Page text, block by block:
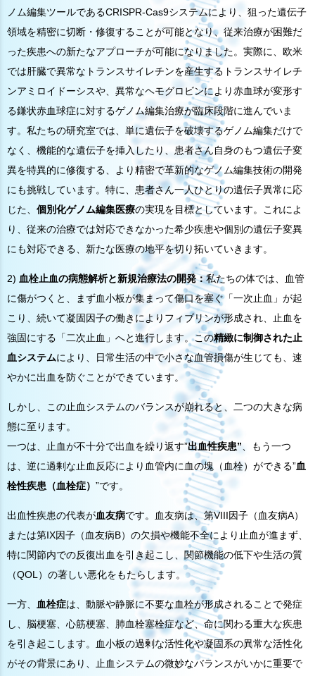
ノム編集ツールであるCRISPR-Cas9システムにより、狙った遺伝子
領域を精密に切断・修復することが可能となり、従来治療が困難だ
った疾患への新たなアプローチが可能になりました。実際に、欧米
では肝臓で異常なトランスサイレチンを産生するトランスサイレチ
ンアミロイドーシスや、異常なヘモグロビンにより赤血球が変形す
る鎌状赤血球症に対するゲノム編集治療が臨床段階に進んでいま
す。私たちの研究室では、単に遺伝子を破壊するゲノム編集だけで
なく、機能的な遺伝子を挿入したり、患者さん自身のもつ遺伝子変
異を特異的に修復する、より精密で革新的なゲノム編集技術の開発
にも挑戦しています。特に、患者さん一人ひとりの遺伝子異常に応
じた、 個別化ゲノム編集医療の実現を目標としています。これによ
り、従来の治療では対応できなかった希少疾患や個別の遺伝子変異
にも対応できる、新たな医療の地平を切り拓いていきます。
2) 血栓止血の病態解析と新規治療法の開発：私たちの体では、血管
に傷がつくと、まず血小板が集まって傷口を塞ぐ「一次止血」が起
こり、続いて凝固因子の働きによりフィブリンが形成され、止血を
強固にする「二次止血」へと進行します。この精緻に制御された止
血システムにより、日常生活の中で小さな血管損傷が生じても、速
やかに出血を防ぐことができています。
しかし、この止血システムのバランスが崩れると、二つの大きな病
態に至ります。
一つは、止血が不十分で出血を繰り返す”出血性疾患”、もう一つ
は、逆に過剰な止血反応により血管内に血の塊（血栓）ができる”血
栓性疾患（血栓症） ”です。
出血性疾患の代表が血友病です。血友病は、第VIII因子（血友病A）
または第IX因子（血友病B）の欠損や機能不全により止血が進まず、
特に関節内での反復出血を引き起こし、関節機能の低下や生活の質
（QOL）の著しい悪化をもたらします。
一方、 血栓症は、動脈や静脈に不要な血栓が形成されることで発症
し、脳梗塞、心筋梗塞、肺血栓塞栓症など、命に関わる重大な疾患
を引き起こします。血小板の過剰な活性化や凝固系の異常な活性化
がその背景にあり、止血システムの微妙なバランスがいかに重要で